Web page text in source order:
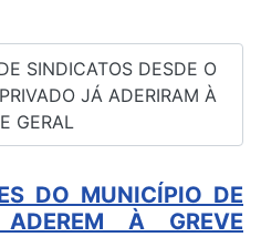
SINDICATOS DESDE O
JÁ ADERIRAM À
GERAL
DO MUNICÍPIO DE
À GREVE